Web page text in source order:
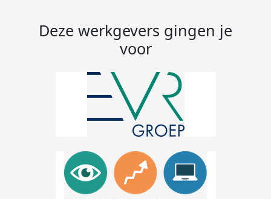
Deze werkgevers gingen je
voor